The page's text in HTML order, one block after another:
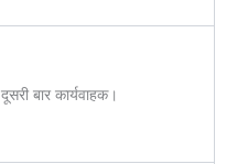
दूसरी बार कार्यवाहक।